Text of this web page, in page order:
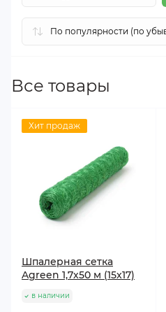
Все товары
Хит продаж
Шпалерная сетка
Agreen 1,7х50 м (15x17)
в наличии